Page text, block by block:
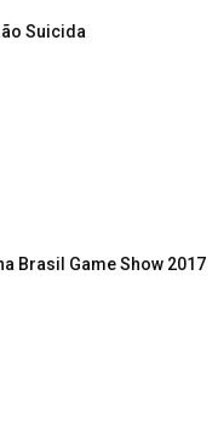
Suicida
Brasil Game Show 2017